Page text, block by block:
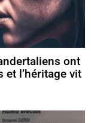
ont
et l’héritage vit